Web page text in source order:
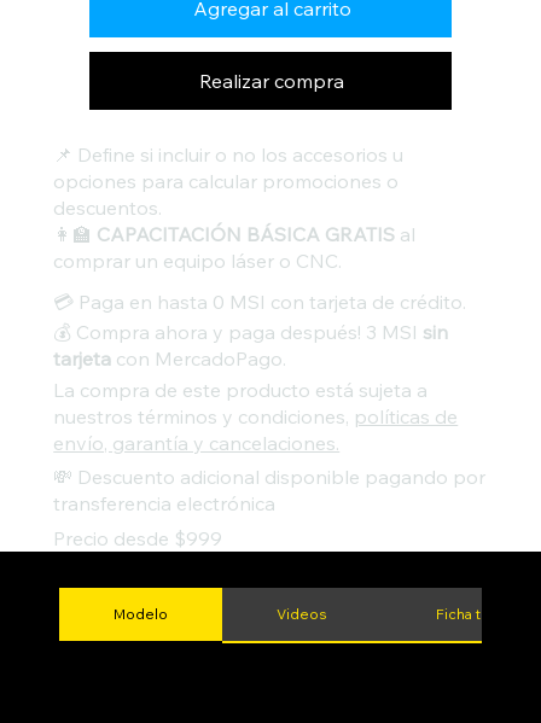
Agregar al carrito
Realizar compra
📌 Define si incluir o no los accesorios u
opciones para calcular promociones o
descuentos.
👩‍🏫 CAPACITACIÓN BÁSICA GRATIS al
comprar un equipo láser o CNC.
Precio desde $999
💳 Paga en hasta 0 MSI con tarjeta de crédito.
💸 Descuento adicional disponible pagando por
transferencia electrónica
💰 Compra ahora y paga después! 3 MSI sin
tarjeta con MercadoPago.
La compra de este producto está sujeta a
nuestros términos y condiciones, políticas de
envío, garantía y cancelaciones.
Modelo Videos Ficha técnica